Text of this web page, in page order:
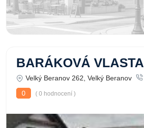
BARÁKOVÁ VLASTA
Velký Beranov 262, Velký Beranov
0
( 0 hodnocení )